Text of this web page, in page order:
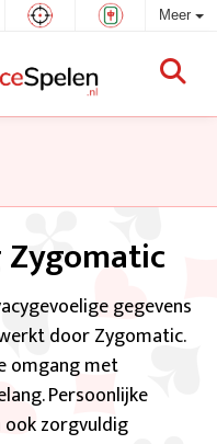
Meer
gegevens
door Zygomatic.
omgang met
Persoonlijke
zorgvuldig